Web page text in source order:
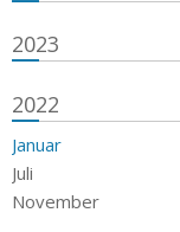
2023
2022
Januar
Juli
November